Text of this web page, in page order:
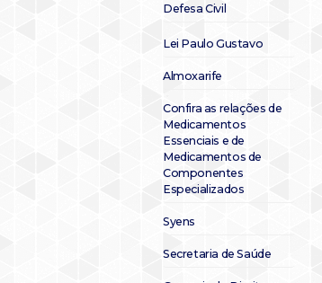
Defesa Civil
Lei Paulo Gustavo
Almoxarife
Confira as relações de
Medicamentos
Essenciais e de
Medicamentos de
Componentes
Especializados
Syens
Secretaria de Saúde